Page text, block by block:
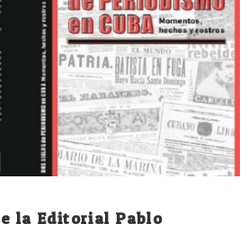
la Editorial Pablo